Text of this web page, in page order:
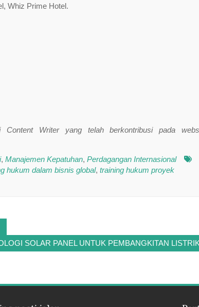
Whiz Prime Hotel.
Writer yang telah berkontribusi pada
, Manajemen Kepatuhan, Perdagangan Internasional
hukum dalam bisnis global, training hukum proyek
SOLAR PANEL UNTUK PEMBANGKITAN LISTRIK